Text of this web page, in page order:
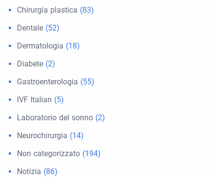
Chirurgia plastica (83)
Dentale (52)
Dermatologia (18)
Diabete (2)
Gastroenterologia (55)
IVF Italian (5)
Laboratorio del sonno (2)
Neurochirurgia (14)
Non categorizzato (194)
Notizia (86)